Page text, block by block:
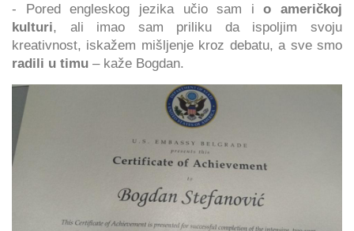
- Pored engleskog jezika učio sam i o američkoj
kulturi, ali imao sam priliku da ispoljim svoju
kreativnost, iskažem mišljenje kroz debatu, a sve smo
radili u timu – kaže Bogdan.